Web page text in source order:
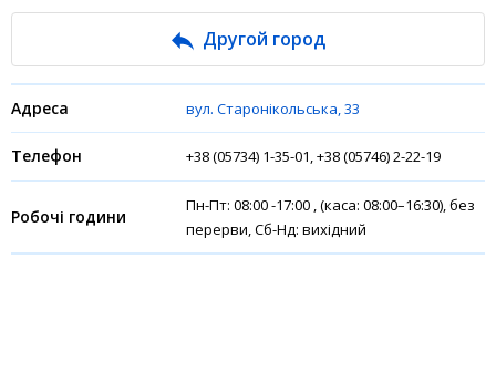
Відгуки
Депозити юр. осіб
Кредити для бізнеса
Другой город
вул. Старонікольська, 33
+38 (05734) 1-35-01, +38 (05746) 2-22-19
Пн-Пт: 08:00 -17:00 , (каса: 08:00–16:30), без
перерви, Сб-Нд: вихідний